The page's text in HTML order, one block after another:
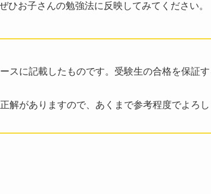
ひお子さんの勉強法に反映してみてください。
スに記載したものです。受験生の合格を保証
解がありますので、あくまで参考程度でよろし